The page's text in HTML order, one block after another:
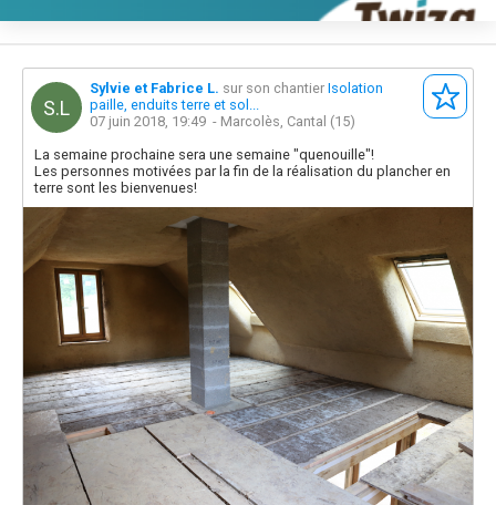
S.L
Sylvie et Fabrice L. sur son chantier Isolation
paille, enduits terre et sol...
07 juin 2018, 19:49 - Marcolès, Cantal (15)
La semaine prochaine sera une semaine "quenouille"!
Les personnes motivées par la fin de la réalisation du plancher en
terre sont les bienvenues!